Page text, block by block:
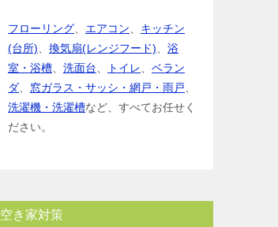
フローリング エアコン
キッチン
(台所)
換気扇(レンジフード)
浴
室・浴槽
洗面台 トイレ
ベラン
ダ
窓ガラス・サッシ・網戸・雨戸
洗濯機・洗濯槽など、すべてお任せく
ださい。
空き家対策